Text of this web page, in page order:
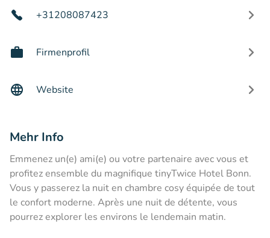
+31208087423
Firmenprofil
Website
Mehr Info
Emmenez un(e) ami(e) ou votre partenaire avec vous et
profitez ensemble du magnifique tinyTwice Hotel Bonn.
Vous y passerez la nuit en chambre cosy équipée de tout
le confort moderne. Après une nuit de détente, vous
pourrez explorer les environs le lendemain matin.